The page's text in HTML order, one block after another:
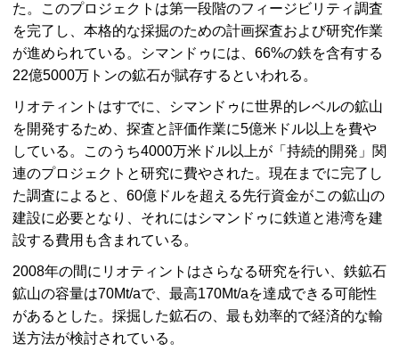
た。このプロジェクトは第一段階のフィージビリティ調査
を完了し、本格的な採掘のための計画探査および研究作業
が進められている。シマンドゥには、66%の鉄を含有する
22億5000万トンの鉱石が賦存するといわれる。
リオティントはすでに、シマンドゥに世界的レベルの鉱山
を開発するため、探査と評価作業に5億米ドル以上を費や
している。このうち4000万米ドル以上が「持続的開発」関
連のプロジェクトと研究に費やされた。現在までに完了し
た調査によると、60億ドルを超える先行資金がこの鉱山の
建設に必要となり、それにはシマンドゥに鉄道と港湾を建
設する費用も含まれている。
2008年の間にリオティントはさらなる研究を行い、鉄鉱石
鉱山の容量は70Mt/aで、最高170Mt/aを達成できる可能性
があるとした。採掘した鉱石の、最も効率的で経済的な輸
送方法が検討されている。